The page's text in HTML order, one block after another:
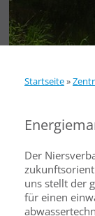
Startseite»
Der
uns stellt der
für einen